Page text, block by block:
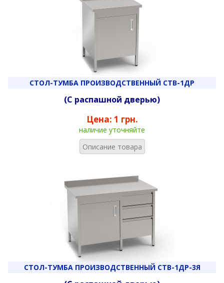
СТОЛ-ТУМБА ПРОИЗВОДСТВЕННЫЙ СТВ-1ДР
(С распашной дверью)
Цена: 1 грн.
наличие уточняйте
Описание товара
СТОЛ-ТУМБА ПРОИЗВОДСТВЕННЫЙ СТВ-1ДР-3Я